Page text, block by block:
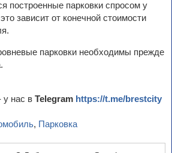
построенные парковки спросом у
зависит от конечной стоимости
парковки необходимы прежде
у нас в Telegram https://t.me/brestcity
, Парковка